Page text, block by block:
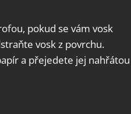
pokud se vám vosk
vosk z povrchu.
a přejedete jej nahřátou